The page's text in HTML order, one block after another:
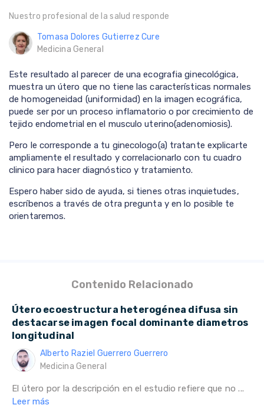
Nuestro profesional de la salud responde
Tomasa Dolores Gutierrez Cure
Medicina General
Este resultado al parecer de una ecografia ginecológica,
muestra un útero que no tiene las características normales
de homogeneidad (uniformidad) en la imagen ecográfica,
puede ser por un proceso inflamatorio o por crecimiento de
tejido endometrial en el musculo uterino(adenomiosis).
Pero le corresponde a tu ginecologo(a) tratante explicarte
ampliamente el resultado y correlacionarlo con tu cuadro
clinico para hacer diagnóstico y tratamiento.
Espero haber sido de ayuda, si tienes otras inquietudes,
escríbenos a través de otra pregunta y en lo posible te
orientaremos.
Contenido Relacionado
Útero ecoestructura heterogénea difusa sin
destacarse imagen focal dominante diametros
longitudinal
Alberto Raziel Guerrero Guerrero
Medicina General
El útero por la descripción en el estudio refiere que no ...
Leer más